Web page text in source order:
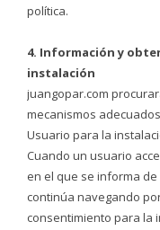
política.
4. Información y
instalación
juangopar.com
mecanismos
Usuario para la
Cuando un usuario
en el que se informa
continúa navegando
consentimiento para la